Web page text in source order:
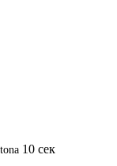
10 сек